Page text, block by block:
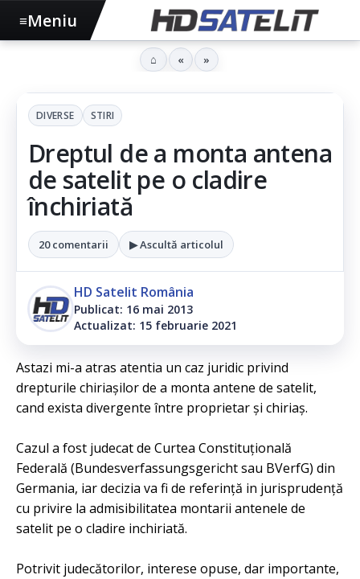
DIVERSE STIRI
Dreptul de a monta antena
de satelit pe o cladire
închiriată
20 comentarii ▶ Ascultă articolul
HD Satelit România
Publicat: 16 mai 2013
Actualizat: 15 februarie 2021
Astazi mi-a atras atentia un caz juridic privind
drepturile chiriașilor de a monta antene de satelit,
cand exista divergente între proprietar și chiriaș.
Cazul a fost judecat de Curtea Constituțională
Federală (Bundesverfassungsgericht sau BVerfG) din
Germania, iar decizia va fi de referință in jurisprudență
cu privire la admisibilitatea montarii antenele de
satelit pe o cladire inchiriată.
Potrivit judecătorilor, interese opuse, dar importante,
≡Meniu
⌂ « »